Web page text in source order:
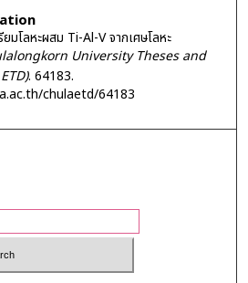
มโลหะผสม Ti-Al-V จากเศษโลหะ
University Theses and
. 64183.
chulaetd/64183